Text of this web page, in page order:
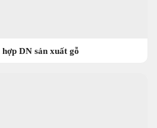
DN sản xuất gỗ